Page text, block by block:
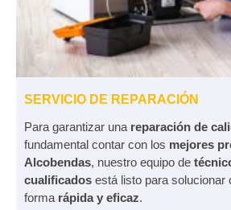
SERVICIO DE REPARACIÓN
Para garantizar una reparación de
fundamental contar con los mejores
Alcobendas, nuestro equipo de
cualificados está listo para solucionar
forma rápida y eficaz.